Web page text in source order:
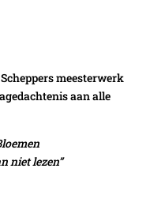
meesterwerk
aan alle
niet lezen”